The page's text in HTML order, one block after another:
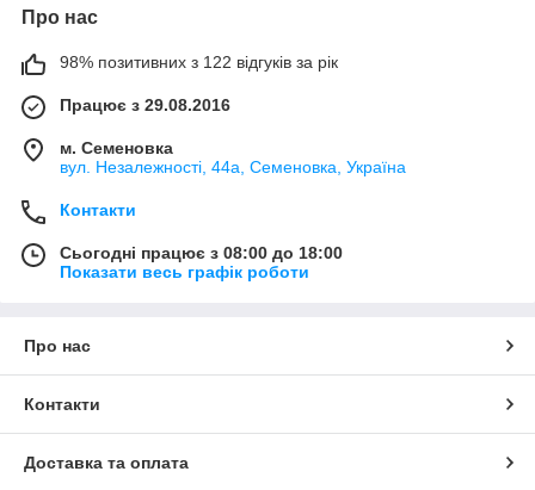
Про нас
98% позитивних з 122 відгуків за рік
Працює з 29.08.2016
м. Семеновка
вул. Незалежності, 44а, Семеновка, Україна
Контакти
Сьогодні працює з 08:00 до 18:00
Показати весь графік роботи
Про нас
Контакти
Доставка та оплата